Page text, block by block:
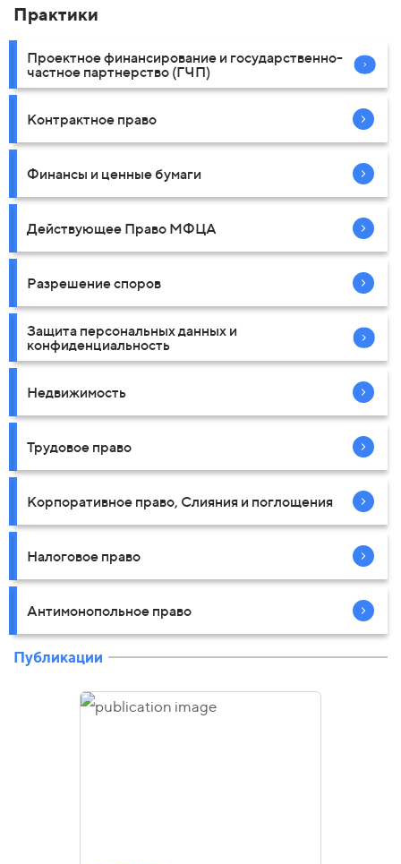
Практики
Проектное финансирование и государственно-
частное партнерство (ГЧП)
Контрактное право
Финансы и ценные бумаги
Действующее Право МФЦА
Разрешение споров
Защита персональных данных и
конфиденциальность
Недвижимость
Трудовое право
Корпоративное право, Слияния и поглощения
Налоговое право
Антимонопольное право
Публикации